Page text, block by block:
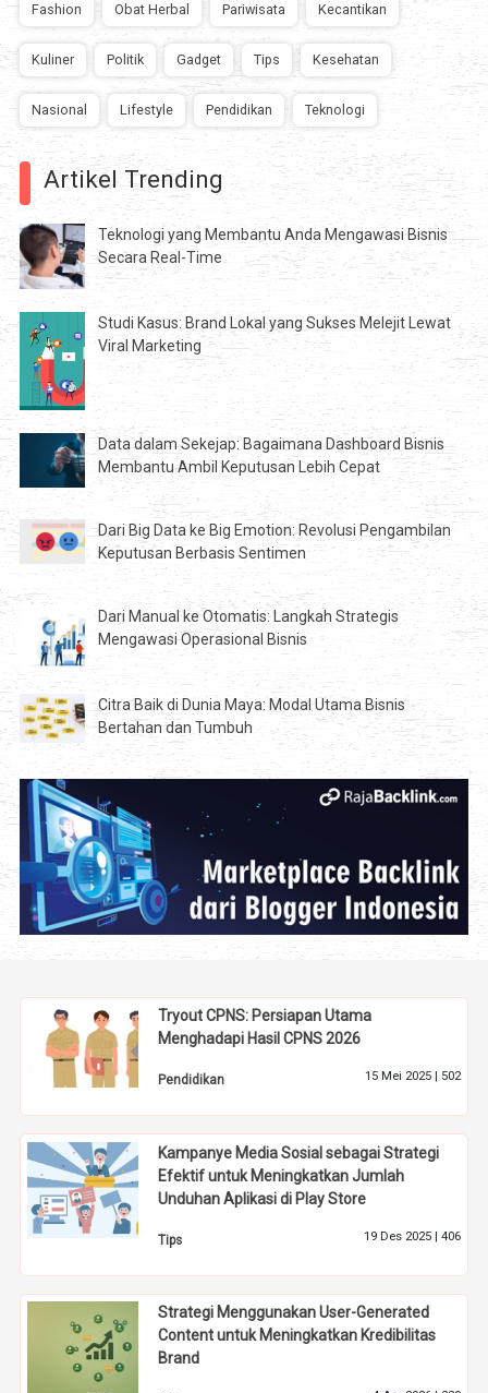
Fashion Obat Herbal Pariwisata Kecantikan
Kuliner Politik Gadget Tips Kesehatan
Nasional Lifestyle Pendidikan Teknologi
Artikel Trending
Teknologi yang Membantu Anda Mengawasi Bisnis
Secara Real-Time
Studi Kasus: Brand Lokal yang Sukses Melejit Lewat
Viral Marketing
Data dalam Sekejap: Bagaimana Dashboard Bisnis
Membantu Ambil Keputusan Lebih Cepat
Dari Big Data ke Big Emotion: Revolusi Pengambilan
Keputusan Berbasis Sentimen
Dari Manual ke Otomatis: Langkah Strategis
Mengawasi Operasional Bisnis
Citra Baik di Dunia Maya: Modal Utama Bisnis
Bertahan dan Tumbuh
Tryout CPNS: Persiapan Utama
Menghadapi Hasil CPNS 2026
Pendidikan 15 Mei 2025 | 502
Kampanye Media Sosial sebagai Strategi
Efektif untuk Meningkatkan Jumlah
Unduhan Aplikasi di Play Store
Tips 19 Des 2025 | 406
Strategi Menggunakan User-Generated
Content untuk Meningkatkan Kredibilitas
Brand